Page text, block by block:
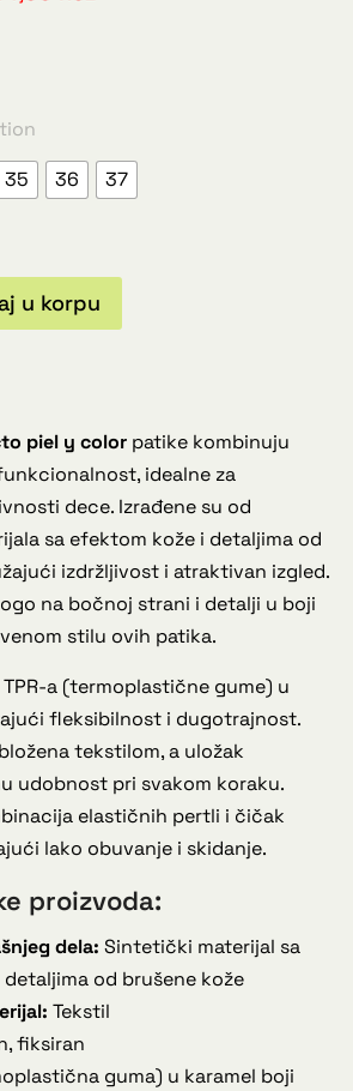
35 36 37
u korpu
piel y color patike kombinuju
idealne za
dece. Izrađene su od
sa efektom kože i detaljima od
izdržljivost i atraktivan izgled.
na bočnoj strani i detalji u boji
stilu ovih patika.
a (termoplastične gume) u
fleksibilnost i dugotrajnost.
tekstilom, a uložak
udobnost pri svakom koraku.
elastičnih pertli i čičak
lako obuvanje i skidanje.
proizvoda:
dela: Sintetički materijal sa
od brušene kože
Tekstil
fiksiran
guma) u karamel boji